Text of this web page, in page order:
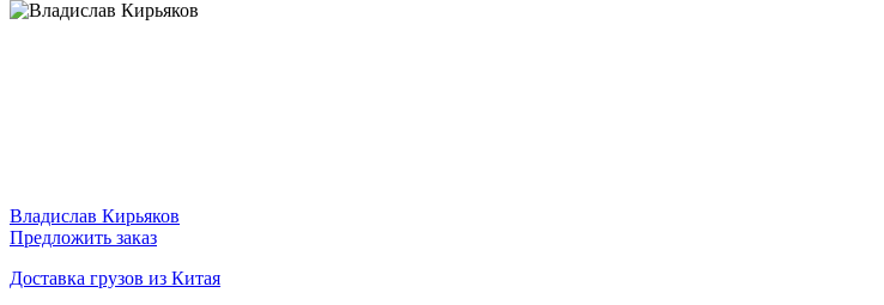
Владислав Кирьяков
Предложить заказ
Доставка грузов из Китая